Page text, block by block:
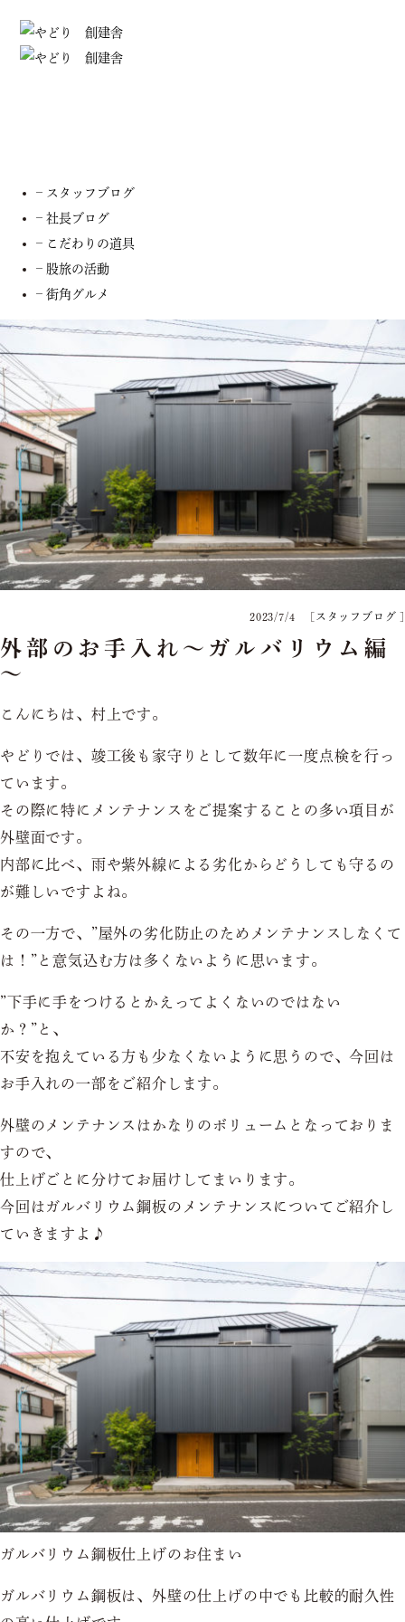
– スタッフブログ
– 社長ブログ
– こだわりの道具
– 股旅の活動
– 街角グルメ
2023/7/4 [ スタッフブログ ]
外部のお手入れ～ガルバリウム編
～
こんにちは、村上です。
やどりでは、竣工後も家守りとして数年に一度点検を行っ
ています。
その際に特にメンテナンスをご提案することの多い項目が
外壁面です。
内部に比べ、雨や紫外線による劣化からどうしても守るの
が難しいですよね。
その一方で、”屋外の劣化防止のためメンテナンスしなくて
は！”と意気込む方は多くないように思います。
”下手に手をつけるとかえってよくないのではない
か？”と、
不安を抱えている方も少なくないように思うので、今回は
お手入れの一部をご紹介します。
外壁のメンテナンスはかなりのボリュームとなっておりま
すので、
仕上げごとに分けてお届けしてまいります。
今回はガルバリウム鋼板のメンテナンスについてご紹介し
ていきますよ♪
ガルバリウム鋼板仕上げのお住まい
ガルバリウム鋼板は、外壁の仕上げの中でも比較的耐久性